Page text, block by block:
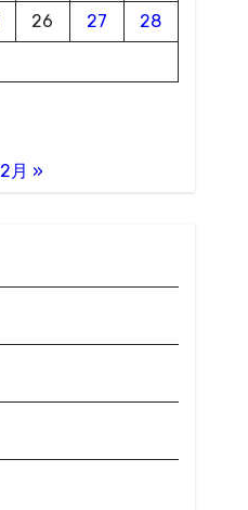
26 27
28
2月 »